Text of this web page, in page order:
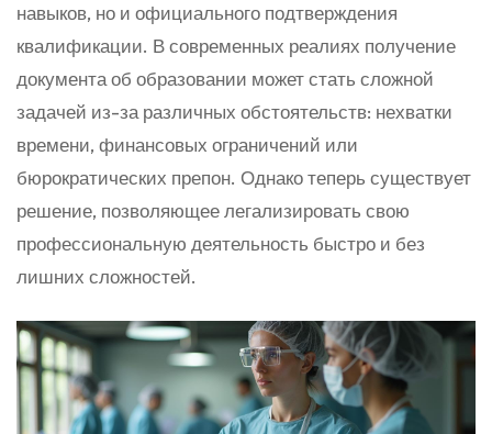
навыков, но и официального подтверждения
квалификации. В современных реалиях получение
документа об образовании может стать сложной
задачей из-за различных обстоятельств: нехватки
времени, финансовых ограничений или
бюрократических препон. Однако теперь существует
решение, позволяющее легализировать свою
профессиональную деятельность быстро и без
лишних сложностей.